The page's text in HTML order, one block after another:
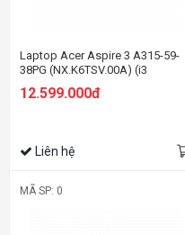
Laptop Acer Aspire 3 A315-59-
38PG (NX.K6TSV.00A) (i3
SSD/15.6 inch FHD/Win 11/Bạc)
12.599.000đ
Liên hệ
MÃ SP: 0